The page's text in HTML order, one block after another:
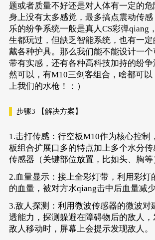
题或者质量不好还是对人体有一定的危
身上没有太多感觉，最多搞点震动传
乐的纷争系统一般是真人CS彩弹qiang
生都玩过，但缺乏智能系统，也有一
戴各种护具。那么我们能不能设计一个
带有实感，还有各种高科技加持的纷
然可以，有M10三剑客组合，啥都可
上我们的水枪！：）
步骤3 【解决方案】
1.击打传感：行空板M10作为核心控制
板组合扩展口多的特点加上多个水分
传感器（关键部位放置，比如头、胸等
2.血量显示：接上全彩灯带，利用彩灯
的血量，被对方水qiang击中后血量减少
3.敌人探测：利用微波传感器的微波对
透能力，探测躲避在障碍物后的敌人
敌人移动时，屏幕上会提示发现敌人。